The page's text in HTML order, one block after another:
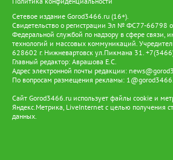
Сетевое издание Gorod3466.ru (16+).
Свидетельство о регистрации Эл № ФС77-66798
Федеральной службой по надзору в сфере связи,
технологий и массовых коммуникаций.
628602 г. Нижневартовск ул.Пикмана 31.
Главный редактор: Аврашова Е.С.
Адрес электронной почты редакции:
По вопросам размещения рекламы:
Сайт Gorod3466.ru использует файлы cookie и
Яндекс.Метрика, LiveInternet с целью получения
данных.